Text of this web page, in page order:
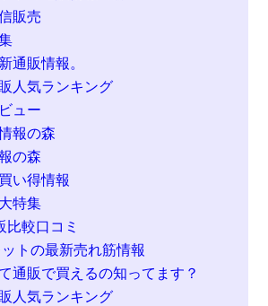
販売
通販情報。
人気ランキング
ュー
報の森
の森
い得情報
特集
比較口コミ
トの最新売れ筋情報
通販で買えるの知ってます？
人気ランキング